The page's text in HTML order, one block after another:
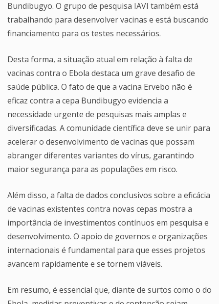
Bundibugyo. O grupo de pesquisa IAVI também está
trabalhando para desenvolver vacinas e está buscando
financiamento para os testes necessários.
Desta forma, a situação atual em relação à falta de
vacinas contra o Ebola destaca um grave desafio de
saúde pública. O fato de que a vacina Ervebo não é
eficaz contra a cepa Bundibugyo evidencia a
necessidade urgente de pesquisas mais amplas e
diversificadas. A comunidade científica deve se unir para
acelerar o desenvolvimento de vacinas que possam
abranger diferentes variantes do vírus, garantindo
maior segurança para as populações em risco.
Além disso, a falta de dados conclusivos sobre a eficácia
de vacinas existentes contra novas cepas mostra a
importância de investimentos contínuos em pesquisa e
desenvolvimento. O apoio de governos e organizações
internacionais é fundamental para que esses projetos
avancem rapidamente e se tornem viáveis.
Em resumo, é essencial que, diante de surtos como o do